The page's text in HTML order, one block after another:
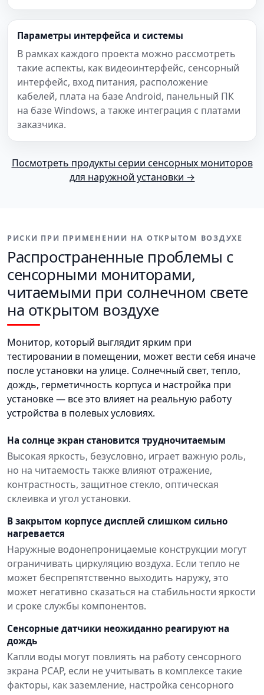
Параметры интерфейса и системы
В рамках каждого проекта можно рассмотреть
такие аспекты, как видеоинтерфейс, сенсорный
интерфейс, вход питания, расположение
кабелей, плата на базе Android, панельный ПК
на базе Windows, а также интеграция с платами
заказчика.
Посмотреть продукты серии сенсорных мониторов
для наружной установки →
РИСКИ ПРИ ПРИМЕНЕНИИ НА ОТКРЫТОМ ВОЗДУХЕ
Распространенные проблемы с
сенсорными мониторами,
читаемыми при солнечном свете
на открытом воздухе
Монитор, который выглядит ярким при
тестировании в помещении, может вести себя иначе
после установки на улице. Солнечный свет, тепло,
дождь, герметичность корпуса и настройка при
установке — все это влияет на реальную работу
устройства в полевых условиях.
На солнце экран становится трудночитаемым
Высокая яркость, безусловно, играет важную роль,
но на читаемость также влияют отражение,
контрастность, защитное стекло, оптическая
склеивка и угол установки.
В закрытом корпусе дисплей слишком сильно
нагревается
Наружные водонепроницаемые конструкции могут
ограничивать циркуляцию воздуха. Если тепло не
может беспрепятственно выходить наружу, это
может негативно сказаться на стабильности яркости
и сроке службы компонентов.
Сенсорные датчики неожиданно реагируют на
дождь
Капли воды могут повлиять на работу сенсорного
экрана PCAP, если не учитывать в комплексе такие
факторы, как заземление, настройка сенсорного